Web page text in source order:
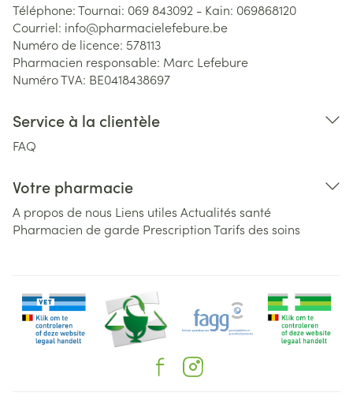
Téléphone:Tournai: 069 843092 - Kain: 069868120
Courriel: info@pharmacielefebure.be
Numéro de licence: 578113
Pharmacien responsable: Marc Lefebure
Numéro TVA: BE0418438697
Service à la clientèle
FAQ
Votre pharmacie
A propos de nous Liens utiles Actualités santé
Pharmacien de garde PrescriptionTarifs des soins